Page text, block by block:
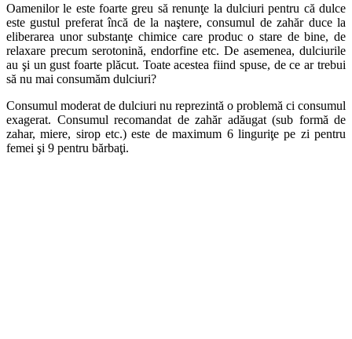
Oamenilor le este foarte greu să renunţe la dulciuri pentru că dulce
este gustul preferat încă de la naştere, consumul de zahăr duce la
eliberarea unor substanţe chimice care produc o stare de bine, de
relaxare precum serotonină, endorfine etc. De asemenea, dulciurile
au şi un gust foarte plăcut. Toate acestea fiind spuse, de ce ar trebui
să nu mai consumăm dulciuri?
Consumul moderat de dulciuri nu reprezintă o problemă ci consumul
exagerat. Consumul recomandat de zahăr adăugat (sub formă de
zahar, miere, sirop etc.) este de maximum 6 linguriţe pe zi pentru
femei şi 9 pentru bărbaţi.